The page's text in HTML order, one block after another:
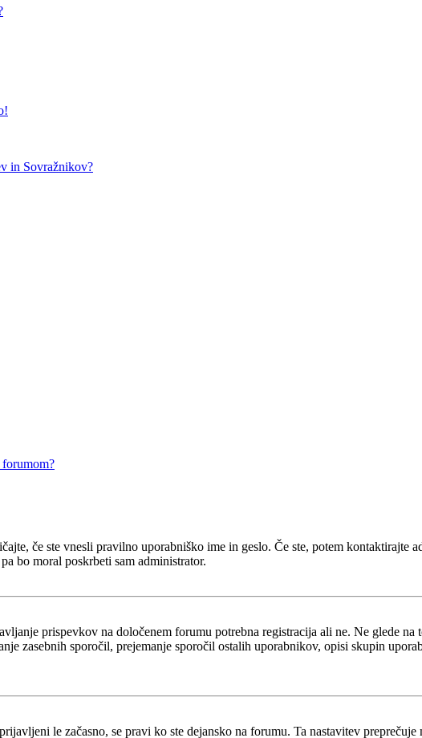
in Sovražnikov?
če ste vnesli pravilno uporabniško ime in geslo. Če ste, potem kontaktirajte
bo moral poskrbeti sam administrator.
prispevkov na določenem forumu potrebna registracija ali ne. Ne glede
zasebnih sporočil, prejemanje sporočil ostalih uporabnikov, opisi skupin
le začasno, se pravi ko ste dejansko na forumu. Ta nastavitev